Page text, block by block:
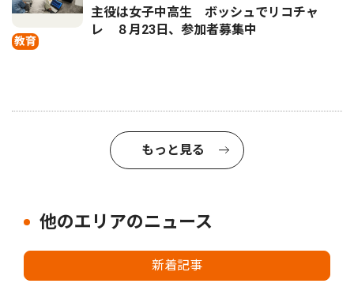
教育
主役は女子中高生 ボッシュでリコチャ
レ ８月23日、参加者募集中
もっと見る
他のエリアのニュース
新着記事